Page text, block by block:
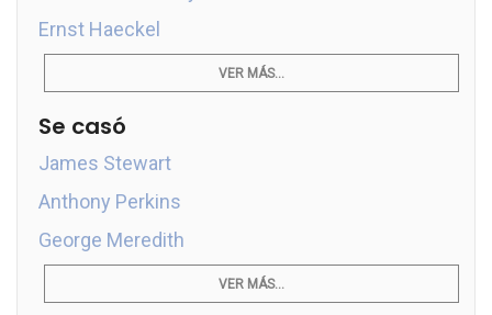
Ernst Haeckel
VER MÁS...
Se casó
James Stewart
Anthony Perkins
George Meredith
VER MÁS...